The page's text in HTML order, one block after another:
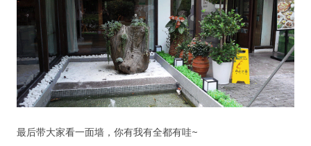
最后带大家看一面墙，你有我有全都有哇~